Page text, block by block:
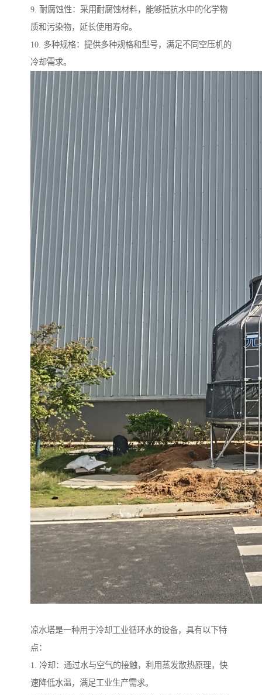
9. 耐腐蚀性：采用耐腐蚀材料，能够抵抗水中的化学物
质和污染物，延长使用寿命。
10. 多种规格：提供多种规格和型号，满足不同空压机的
冷却需求。
凉水塔是一种用于冷却工业循环水的设备，具有以下特
点：
1. 冷却：通过水与空气的接触，利用蒸发散热原理，快
速降低水温，满足工业生产需求。